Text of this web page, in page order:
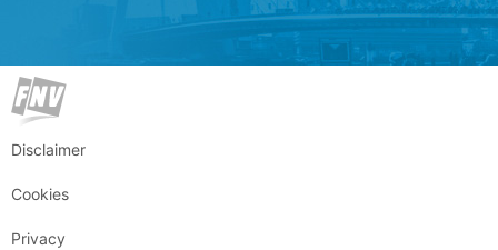
Disclaimer
Cookies
Privacy